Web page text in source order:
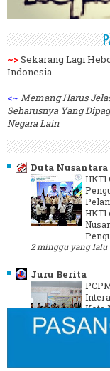
~>Sekarang Lagi
Indonesia
<~ Memang Harus
Seharusnya Yang
Negara Lain
Duta
HKTI
HKTI
2 minggu yang lalu
Juru Berita
Kota